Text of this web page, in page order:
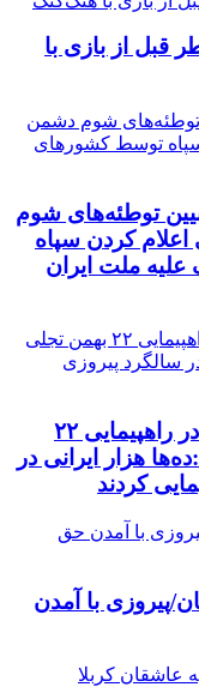
قبل از بازی با
توطئه‌های شوم
کردن سپاه
ملت ایران
رسانه‌های عربی: اتحاد ملی ایرانیان در راهپیمایی ۲۲
هزار ایرانی در
کردند
پیروزی با آمدن